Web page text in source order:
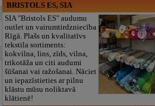
BRISTOLS ES, SIA
SIA "Bristols ES" audumu
outlet un vairumtirdzniecība
Rīgā. Plašs un kvalitatīvs
tekstila sortiments:
kokvilna, lins, zīds, vilna,
trikotāža un citi audumi
šūšanai vai ražošanai. Nāciet
un iepazīstieties ar pilnu
klāstu mūsu noliktavā
klātienē!